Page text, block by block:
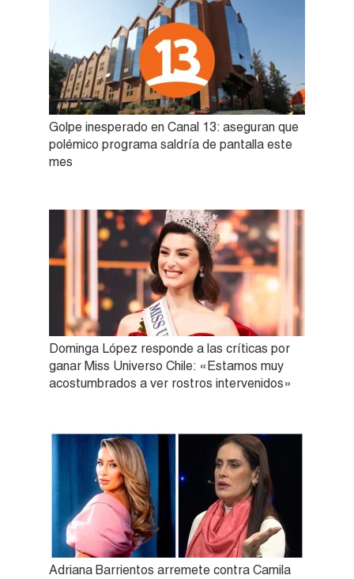
Golpe inesperado en Canal 13: aseguran que
polémico programa saldría de pantalla este
mes
Dominga López responde a las críticas por
ganar Miss Universo Chile: «Estamos muy
acostumbrados a ver rostros intervenidos»
Adriana Barrientos arremete contra Camila